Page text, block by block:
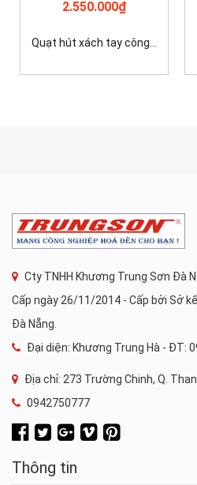
2.550.000₫
Quạt hút xách tay công...
Cty TNHH Khương Trung Sơn Đà
Cấp ngày 26/11/2014 - Cấp bởi Sở
Đà Nẵng.
Đại diện: Khương Trung Hà - ĐT:
Địa chỉ: 273 Trường Chinh, Q.
0942750777
Thông tin